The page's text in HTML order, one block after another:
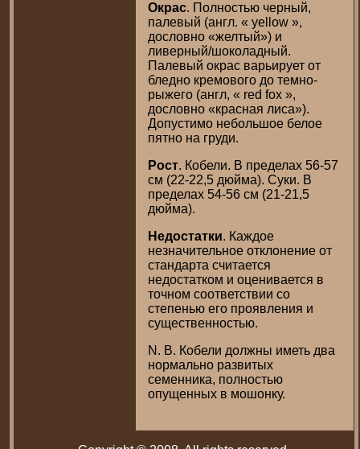
Окрас. Полностью черный,
палевый (англ. « yellow »,
дословно «желтый») и
ливерный/шоколадный.
Палевый окрас варьирует от
бледно кремового до темно-
рыжего (англ, « red fox »,
дословно «красная лиса»).
Допустимо небольшое белое
пятно на груди.
Рост. Кобели. В пределах 56-57
см (22-22,5 дюйма). Суки. В
пределах 54-56 см (21-21,5
дюйма).
Недостатки. Каждое
незначительное отклонение от
стандарта считается
недостатком и оценивается в
точном соответствии со
степенью его проявления и
существенностью.
N. В. Кобели должны иметь два
нормально развитых
семенника, полностью
опущенных в мошонку.